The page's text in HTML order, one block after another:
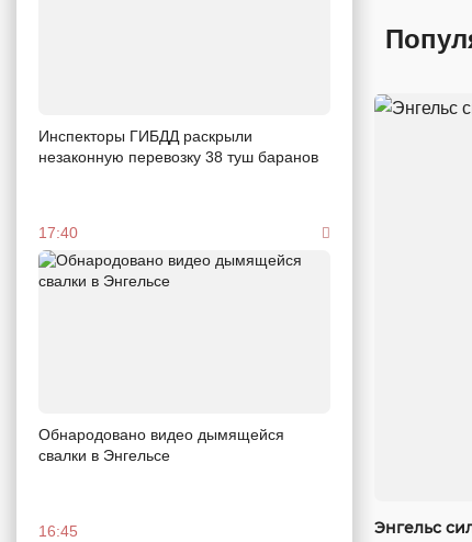
Инспекторы ГИБДД раскрыли
незаконную перевозку 38 туш баранов
17:40
Обнародовано видео дымящейся
свалки в Энгельсе
16:45 Энгельс